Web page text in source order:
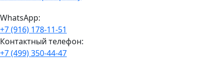
WhatsApp:
+7 (916) 178-11-51
Контактный телефон:
+7 (499) 350-44-47